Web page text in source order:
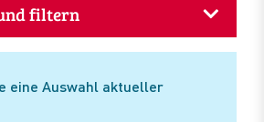
filtern
eine Auswahl aktueller